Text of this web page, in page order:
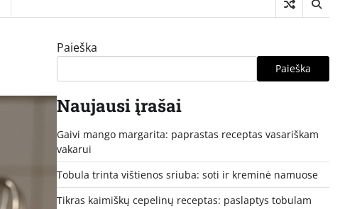
Paieška
Paieška
Naujausi įrašai
Gaivi mango margarita: paprastas receptas vasariškam
vakarui
Tobula trinta vištienos sriuba: soti ir kreminė namuose
Tikras kaimiškų cepelinų receptas: paslaptys tobulam